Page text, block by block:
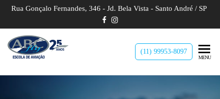
Rua Gonçalo Fernandes, 346 - Jd. Bela Vista - Santo André / SP
(11) 99953-8097
MENU